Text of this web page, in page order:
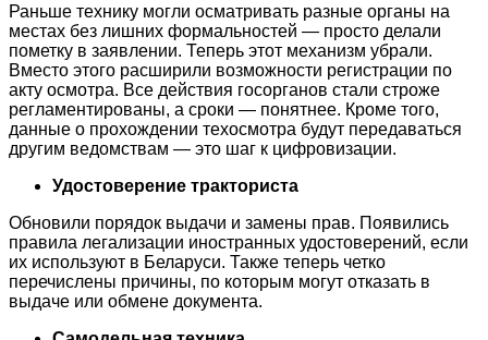
Раньше технику могли осматривать разные органы на
местах без лишних формальностей — просто делали
пометку в заявлении. Теперь этот механизм убрали.
Вместо этого расширили возможности регистрации по
акту осмотра. Все действия госорганов стали строже
регламентированы, а сроки — понятнее. Кроме того,
данные о прохождении техосмотра будут передаваться
другим ведомствам — это шаг к цифровизации.
Удостоверение тракториста
Обновили порядок выдачи и замены прав. Появились
правила легализации иностранных удостоверений, если
их используют в Беларуси. Также теперь четко
перечислены причины, по которым могут отказать в
выдаче или обмене документа.